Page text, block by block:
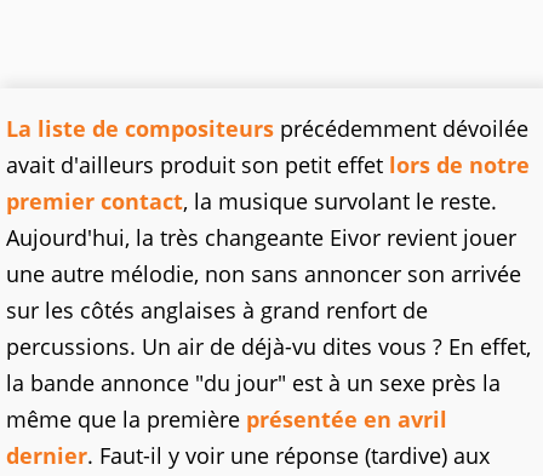
La liste de compositeurs précédemment dévoilée
avait d'ailleurs produit son petit effet lors de notre
premier contact, la musique survolant le reste.
Aujourd'hui, la très changeante Eivor revient jouer
une autre mélodie, non sans annoncer son arrivée
sur les côtés anglaises à grand renfort de
percussions. Un air de déjà-vu dites vous ? En effet,
la bande annonce "du jour" est à un sexe près la
même que la première présentée en avril
dernier. Faut-il y voir une réponse (tardive) aux